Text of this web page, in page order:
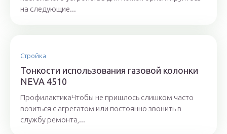
на следующие...
Стройка
Тонкости использования газовой колонки
NEVA 4510
ПрофилактикаЧтобы не пришлось слишком часто
возиться с агрегатом или постоянно звонить в
службу ремонта,...